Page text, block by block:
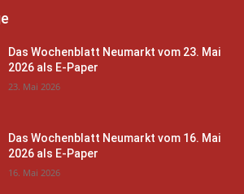
Das Wochenblatt Neumarkt vom 23. Mai
2026 als E-Paper
23. Mai 2026
Das Wochenblatt Neumarkt vom 16. Mai
2026 als E-Paper
16. Mai 2026